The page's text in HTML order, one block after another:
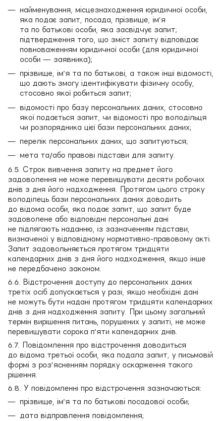
найменування, місцезнаходження юридичної особи,
яка подає запит, посада, прізвище, ім'я
та по батькові особи, яка засвідчує запит;
підтвердження того, що зміст запиту відповідає
повноваженням юридичної особи (для юридичної
особи — заявника);
прізвище, ім'я та по батькові, а також інші відомості,
що дають змогу ідентифікувати фізичну особу,
стосовно якої робиться запит;
відомості про базу персональних даних, стосовно
якої подається запит, чи відомості про володільця
чи розпорядника цієї бази персональних даних;
перелік персональних даних, що запитуються;
мета та/або правові підстави для запиту.
6.5. Строк вивчення запиту на предмет його
задоволення не може перевищувати десяти робочих
днів з дня його надходження. Протягом цього строку
володілець бази персональних даних доводить
до відома особи, яка подає запит, що запит буде
задоволене або відповідні персональні дані
не підлягають наданню, із зазначенням підстави,
визначеної у відповідному нормативно-правовому акті.
Запит задовольняється протягом тридцяти
календарних днів з дня його надходження, якщо інше
не передбачено законом.
6.6. Відстрочення доступу до персональних даних
третіх осіб допускається у разі, якщо необхідні дані
не можуть бути надані протягом тридцяти календарних
днів з дня надходження запиту. При цьому загальний
термін вирішення питань, порушених у запиті, не може
перевищувати сорока п'яти календарних днів.
6.7. Повідомлення про відстрочення доводиться
до відома третьої особи, яка подала запит, у письмовій
формі з роз'ясненням порядку оскарження такого
рішення.
6.8. У повідомленні про відстрочення зазначаються:
прізвище, ім'я та по батькові посадової особи;
дата відправлення повідомлення;